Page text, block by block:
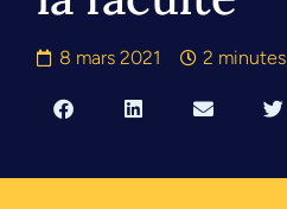
8 mars 2021 2 minutes